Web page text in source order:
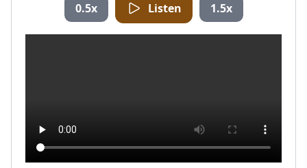
0.5x Listen 1.5x